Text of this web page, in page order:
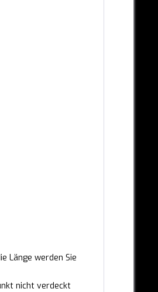
Länge werden Sie
nicht verdeckt